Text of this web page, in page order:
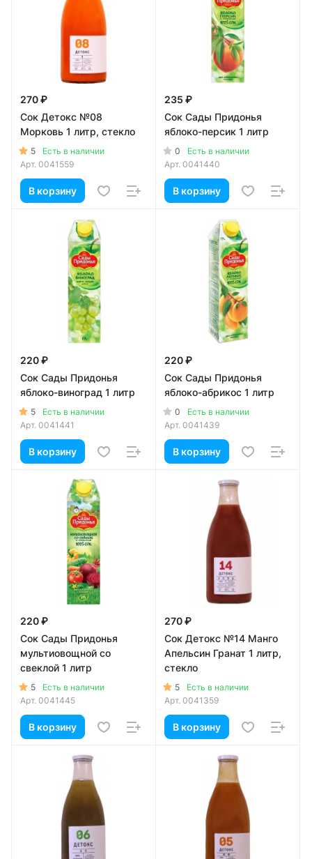
270 ₽
Сок Детокс №08
Морковь 1 литр, стекло
5
Есть в наличии
Арт. 0041559
В корзину
235 ₽
Сок Сады Придонья
яблоко-персик 1 литр
0
Есть в наличии
Арт. 0041440
В корзину
220 ₽
Сок Сады Придонья
яблоко-виноград 1 литр
5
Есть в наличии
Арт. 0041441
В корзину
220 ₽
Сок Сады Придонья
яблоко-абрикос 1 литр
0
Есть в наличии
Арт. 0041439
В корзину
220 ₽
Сок Сады Придонья
мультиовощной со
свеклой 1 литр
5
Есть в наличии
Арт. 0041445
В корзину
270 ₽
Сок Детокс №14 Манго
Апельсин Гранат 1 литр,
стекло
5
Есть в наличии
Арт. 0041359
В корзину